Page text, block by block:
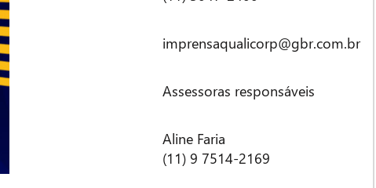
imprensaqualicorp@gbr.com.br
Assessoras responsáveis
Aline Faria
(11) 9 7514-2169